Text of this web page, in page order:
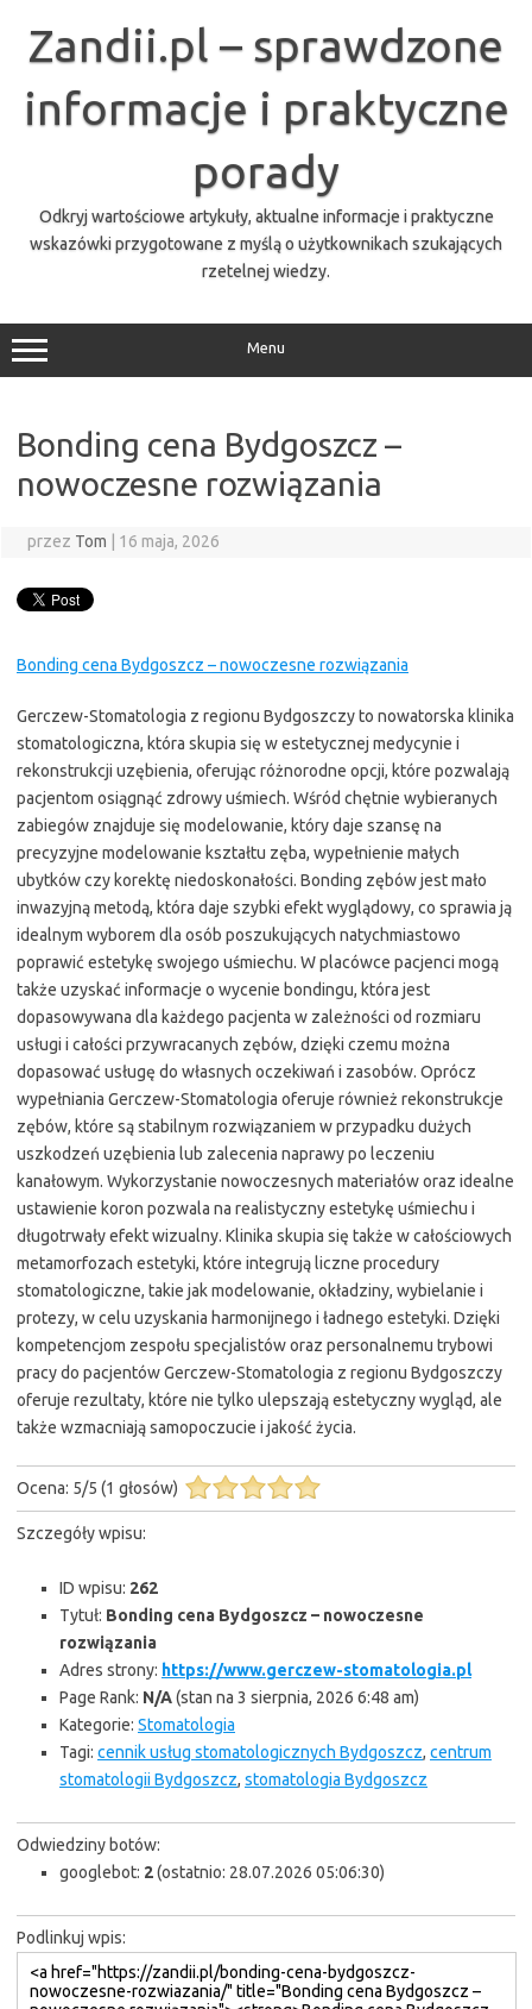
treściZandii.pl – sprawdzone
informacje i praktyczne
porady
Odkryj wartościowe artykuły, aktualne informacje i praktyczne
wskazówki przygotowane z myślą o użytkownikach szukających
rzetelnej wiedzy.
Menu
Bonding cena Bydgoszcz –
nowoczesne rozwiązania
przez Tom 16 maja, 2026
Bonding cena Bydgoszcz – nowoczesne rozwiązania
Gerczew-Stomatologia z regionu Bydgoszczy to nowatorska klinika
stomatologiczna, która skupia się w estetycznej medycynie i
rekonstrukcji uzębienia, oferując różnorodne opcji, które pozwalają
pacjentom osiągnąć zdrowy uśmiech. Wśród chętnie wybieranych
zabiegów znajduje się modelowanie, który daje szansę na
precyzyjne modelowanie kształtu zęba, wypełnienie małych
ubytków czy korektę niedoskonałości. Bonding zębów jest mało
inwazyjną metodą, która daje szybki efekt wyglądowy, co sprawia ją
idealnym wyborem dla osób poszukujących natychmiastowo
poprawić estetykę swojego uśmiechu. W placówce pacjenci mogą
także uzyskać informacje o wycenie bondingu, która jest
dopasowywana dla każdego pacjenta w zależności od rozmiaru
usługi i całości przywracanych zębów, dzięki czemu można
dopasować usługę do własnych oczekiwań i zasobów. Oprócz
wypełniania Gerczew-Stomatologia oferuje również rekonstrukcje
zębów, które są stabilnym rozwiązaniem w przypadku dużych
uszkodzeń uzębienia lub zalecenia naprawy po leczeniu
kanałowym. Wykorzystanie nowoczesnych materiałów oraz idealne
ustawienie koron pozwala na realistyczny estetykę uśmiechu i
długotrwały efekt wizualny. Klinika skupia się także w całościowych
metamorfozach estetyki, które integrują liczne procedury
stomatologiczne, takie jak modelowanie, okładziny, wybielanie i
protezy, w celu uzyskania harmonijnego i ładnego estetyki. Dzięki
kompetencjom zespołu specjalistów oraz personalnemu trybowi
pracy do pacjentów Gerczew-Stomatologia z regionu Bydgoszczy
oferuje rezultaty, które nie tylko ulepszają estetyczny wygląd, ale
także wzmacniają samopoczucie i jakość życia.
Ocena: 5/5 (1 głosów)
Szczegóły wpisu:
ID wpisu: 262
Tytuł: Bonding cena Bydgoszcz – nowoczesne
rozwiązania
Adres strony: https://www.gerczew-stomatologia.pl
Page Rank: N/A(stan na 3 sierpnia, 2026 6:48 am)
Kategorie: Stomatologia
Tagi: cennik usług stomatologicznych Bydgoszcz, centrum
stomatologii Bydgoszcz, stomatologia Bydgoszcz
Odwiedziny botów:
googlebot: 2(ostatnio: 28.07.2026 05:06:30)
Podlinkuj wpis: